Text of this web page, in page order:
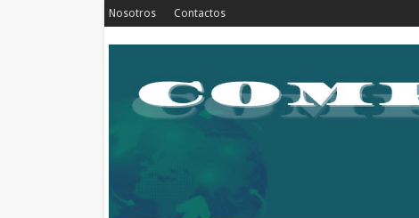
Nosotros Contactos